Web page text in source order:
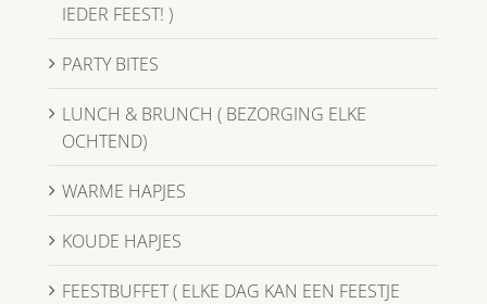
IEDER FEEST! )
PARTY BITES
LUNCH & BRUNCH ( BEZORGING ELKE
OCHTEND)
WARME HAPJES
KOUDE HAPJES
FEESTBUFFET ( ELKE DAG KAN EEN FEESTJE